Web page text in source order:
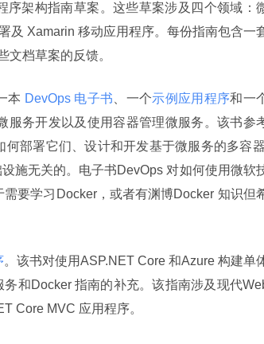
架构指南草案。这些草案涉及四个领域：
及 Xamarin 移动应用程序。每份指南包含一
文档草案的反馈。
本 DevOps 电子书 、一个示例应用程序和一
服务开发以及使用容器管理微服务。该书参
部署它们、设计和开发基于微服务的多容
施无关的。电子书DevOps 对如何使用微软
要学习Docker，或者有渊博Docker 知识但
。该书对使用ASP.NET Core 和Azure 构建单
和Docker 指南的补充。该指南涉及现代
Core MVC 应用程序。